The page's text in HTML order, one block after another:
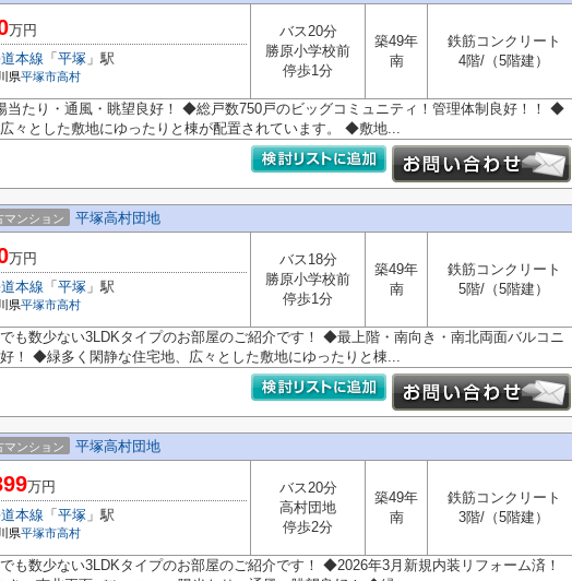
万円
本線 「 平塚 」駅
県平塚市高村
バス20分
勝原小学校前
停歩1分
築49年
南
鉄筋コンクリート
4階/（5階建）
たり・通風・眺望良好！ ◆総戸数750戸のビッグコミュニティ！管理体制良好！！ ◆
々とした敷地にゆったりと棟が配置されています。 ◆敷地...
マンション 平塚高村団地
万円
本線 「 平塚 」駅
県平塚市高村
バス18分
勝原小学校前
停歩1分
築49年
南
鉄筋コンクリート
5階/（5階建）
も数少ない3LDKタイプのお部屋のご紹介です！ ◆最上階・南向き・南北両面バルコニ
！ ◆緑多く閑静な住宅地、広々とした敷地にゆったりと棟...
マンション 平塚高村団地
万円
本線 「 平塚 」駅
県平塚市高村
バス20分
高村団地
停歩2分
築49年
南
鉄筋コンクリート
3階/（5階建）
も数少ない3LDKタイプのお部屋のご紹介です！ ◆2026年3月新規内装リフォーム済！